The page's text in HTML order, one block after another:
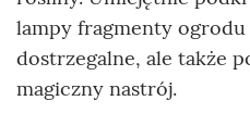
lampy fragmenty
dostrzegalne, ale także
magiczny nastrój.